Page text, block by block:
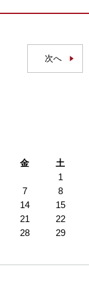
次へ
金
土
1
7
8
14
15
21
22
28
29